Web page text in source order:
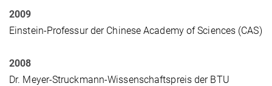
2009
Einstein-Professur der Chinese Academy of Sciences (CAS)
2008
Dr. Meyer-Struckmann-Wissenschaftspreis der BTU